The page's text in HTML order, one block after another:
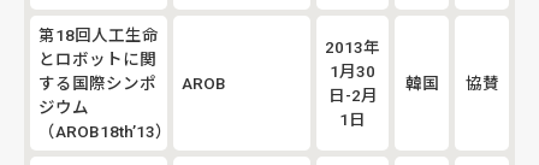
第18回人工生命
とロボットに関
する国際シンポ
ジウム
（AROB18th’13）
AROB
2013年
1月30
日-2月
1日
韓国 協賛